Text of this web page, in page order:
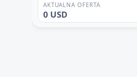
AKTUALNA OFERTA
0 USD